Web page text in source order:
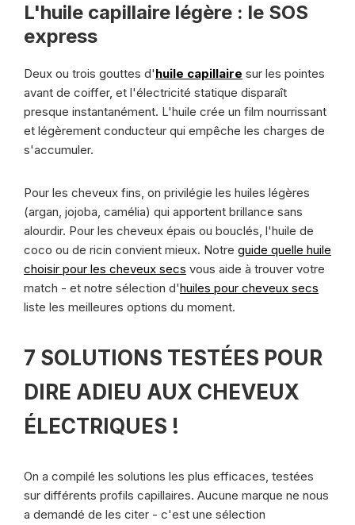
L'huile capillaire légère : le SOS
express
Deux ou trois gouttes d'huile capillaire sur les pointes
avant de coiffer, et l'électricité statique disparaît
presque instantanément. L'huile crée un film nourrissant
et légèrement conducteur qui empêche les charges de
s'accumuler.
Pour les cheveux fins, on privilégie les huiles légères
(argan, jojoba, camélia) qui apportent brillance sans
alourdir. Pour les cheveux épais ou bouclés, l'huile de
coco ou de ricin convient mieux. Notre guide quelle huile
choisir pour les cheveux secs vous aide à trouver votre
match - et notre sélection d'huiles pour cheveux secs
liste les meilleures options du moment.
7 SOLUTIONS TESTÉES POUR
DIRE ADIEU AUX CHEVEUX
ÉLECTRIQUES !
On a compilé les solutions les plus efficaces, testées
sur différents profils capillaires. Aucune marque ne nous
a demandé de les citer - c'est une sélection